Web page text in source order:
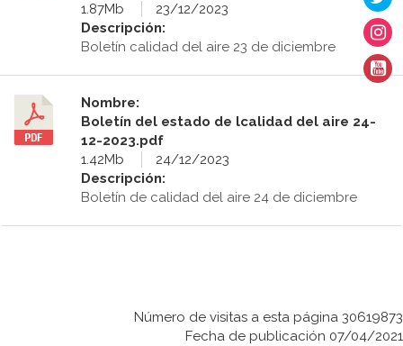
1.87Mb
23/12/2023
Descripción:
Boletín calidad del aire 23 de diciembre
Nombre:
Boletín del estado de lcalidad del aire 24-
12-2023.pdf
1.42Mb
24/12/2023
Descripción:
Boletín de calidad del aire 24 de diciembre
Número de visitas a esta página 30619873
Fecha de publicación 07/04/2021